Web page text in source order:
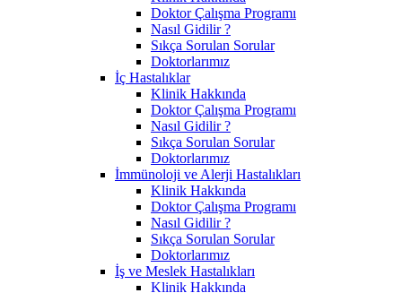
Doktor Çalışma Programı
Nasıl Gidilir ?
Sıkça Sorulan Sorular
Doktorlarımız
İç Hastalıklar
Klinik Hakkında
Doktor Çalışma Programı
Nasıl Gidilir ?
Sıkça Sorulan Sorular
Doktorlarımız
İmmünoloji ve Alerji Hastalıkları
Klinik Hakkında
Doktor Çalışma Programı
Nasıl Gidilir ?
Sıkça Sorulan Sorular
Doktorlarımız
İş ve Meslek Hastalıkları
Klinik Hakkında